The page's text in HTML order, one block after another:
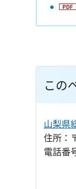
この
山梨県
住所：
電話番